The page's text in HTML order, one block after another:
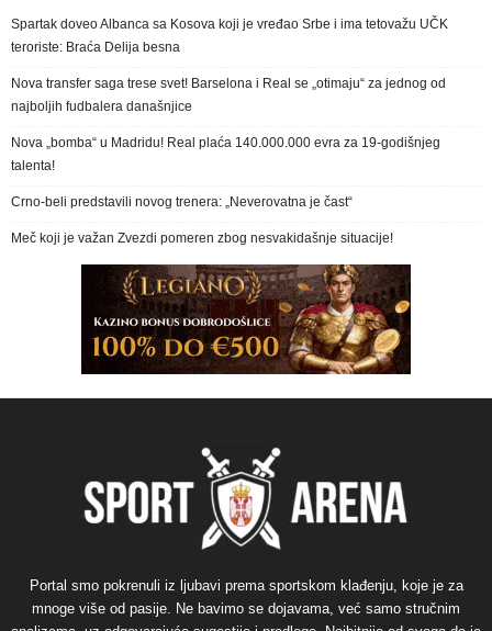
Spartak doveo Albanca sa Kosova koji je vređao Srbe i ima tetovažu UČK
teroriste: Braća Delija besna
Nova transfer saga trese svet! Barselona i Real se „otimaju“ za jednog od
najboljih fudbalera današnjice
Nova „bomba“ u Madridu! Real plaća 140.000.000 evra za 19-godišnjeg
talenta!
Crno-beli predstavili novog trenera: „Neverovatna je čast“
Meč koji je važan Zvezdi pomeren zbog nesvakidašnje situacije!
Portal smo pokrenuli iz ljubavi prema sportskom klađenju, koje je za
mnoge više od pasije. Ne bavimo se dojavama, već samo stručnim